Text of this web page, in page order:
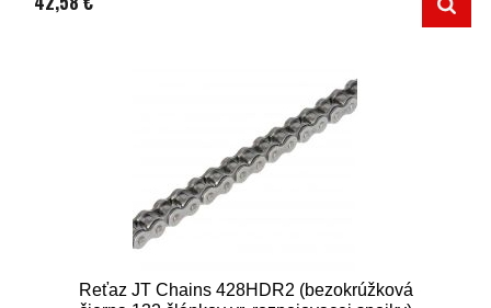
Reťaz JT Chains 428HDR2 (bezokrúžková